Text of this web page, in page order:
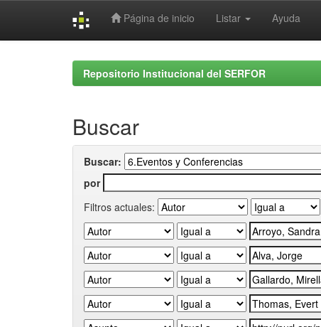
Página de inicio Listar Ayuda
Repositorio Institucional del SERFOR
Buscar
Buscar:
por
Filtros actuales: